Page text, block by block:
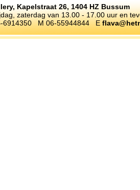
Kapelstraat 26, 1404 HZ Bussum
zaterdag van 13.00 - 17.00 uur en
M 06-55944844 E